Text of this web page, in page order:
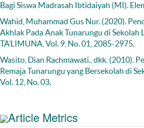
Bagi Siswa Madrasah Ibtidaiyah (MI).
Wahid, Muhammad Gus Nur. (2020).
Akhlak Pada Anak Tunarungu di Sekolah
TA’LIMUNA, Vol. 9, No. 01, 2085-2975.
Wasito, Dian Rachmawati., dkk. (2010).
Remaja Tunarungu yang Bersekolah di
Vol. 12, No. 03.
Article Metrics